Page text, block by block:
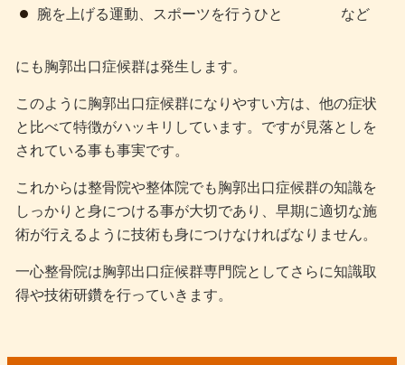
腕を上げる運動、スポーツを行うひと など
にも胸郭出口症候群は発生します。
このように胸郭出口症候群になりやすい方は、他の症状
と比べて特徴がハッキリしています。ですが見落としを
されている事も事実です。
これからは整骨院や整体院でも胸郭出口症候群の知識を
しっかりと身につける事が大切であり、早期に適切な施
術が行えるように技術も身につけなければなりません。
一心整骨院は胸郭出口症候群専門院としてさらに知識取
得や技術研鑽を行っていきます。